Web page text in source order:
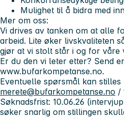
Mulighet til å bidra med
Mer om oss:
Vi drives av tanken om at alle
arbeid. Lite øker livskvaliteten
gjør at vi stolt står i og for våre
Er du den vi leter etter? Send
www.bufarkompetanse.no.
Eventuelle spørsmål kan
merete@bufarkompetanse.no /
Søknadsfrist: 10.06.26
søker snarlig om stillingen